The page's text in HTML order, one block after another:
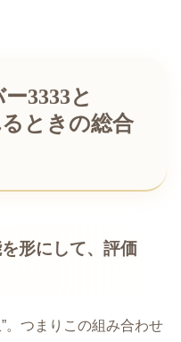
3333と
ときの総合
形にして、評価
。つまりこの組み合わせ